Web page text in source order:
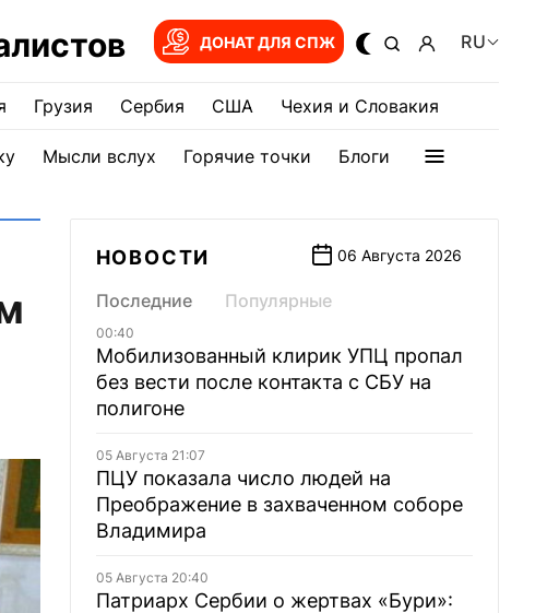
ДОНАТ ДЛЯ СПЖ RU
Грузия Сербия США Чехия и Словакия
Мысли вслух Горячие точки Блоги
НОВОСТИ 06 Августа 2026
Последние Популярные
00:40
Мобилизованный клирик УПЦ пропал
без вести после контакта с СБУ на
полигоне
05 Августа 21:07
ПЦУ показала число людей на
Преображение в захваченном соборе
Владимира
05 Августа 20:40
Патриарх Сербии о жертвах «Бури»: